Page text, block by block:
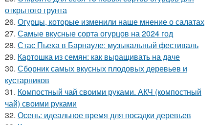
открытого грунта
26. Огурцы, которые изменили наше мнение о салатах
27. Самые вкусные сорта огурцов на 2024 год
28. Стас Пьеха в Барнауле: музыкальный фестиваль
29. Картошка из семян: как выращивать на даче
30. Сборник самых вкусных плодовых деревьев и
кустарников
31. Компостный чай своими руками. АКЧ (компостный
чай) своими руками
32. Осень: идеальное время для посадки деревьев